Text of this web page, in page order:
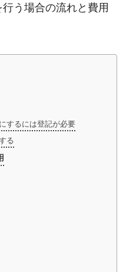
う場合の流れと費用
するには登記が必要
る